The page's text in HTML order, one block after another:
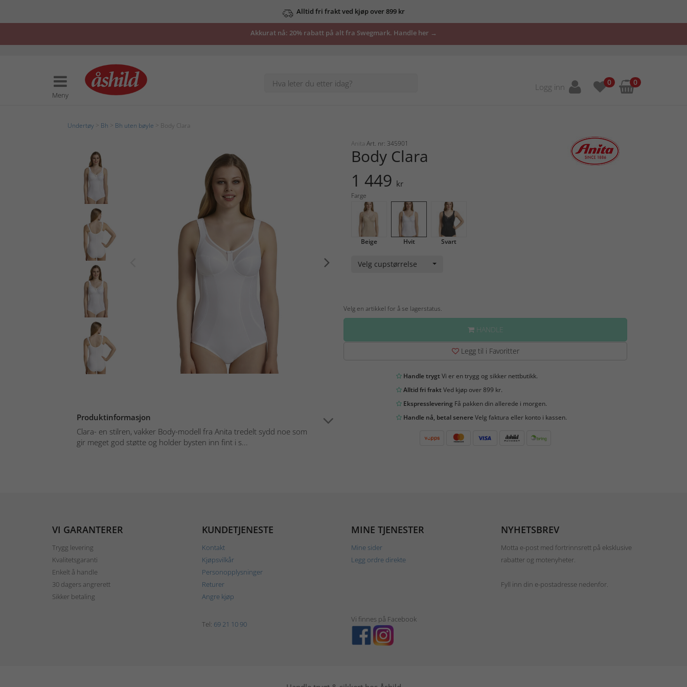
Alltid fri frakt ved kjøp over 899 kr
Akkurat nå: 20% rabatt på alt fra Swegmark. Handle her →
Meny
Logg inn 0 0
Undertøy Bh Bh uten bøyle > Body Clara
Produktinformasjon
Clara- en stilren, vakker Body-modell fra Anita tredelt sydd noe som
gir meget god støtte og holder bysten inn fint i s...
Anita Art. nr: 345901
Body Clara
1 449 kr
Farge
Beige Hvit Svart
Velg cupstørrelse
Velg en artikkel for å se lagerstatus.
HANDLE
Legg til i Favoritter
Handle trygtVi er en trygg og sikker nettbutikk.
Alltid fri fraktVed kjøp over 899 kr.
EkspressleveringFå pakken din allerede i morgen.
Handle nå, betal senereVelg faktura eller konto i kassen.
VI GARANTERER
Trygg levering
Kvalitetsgaranti
Enkelt å handle
30 dagers angrerett
Sikker betaling
KUNDETJENESTE
Kontakt
Kjøpsvilkår
Personopplysninger
Returer
Angre kjøp
MINE TJENESTER
Mine sider
Legg ordre direkte
NYHETSBREV
Motta e-post med fortrinnsrett på eksklusive
rabatter og motenyheter.
Fyll inn din e-postadresse nedenfor.
Tel: 69 21 10 90
Vi finnes på Facebook